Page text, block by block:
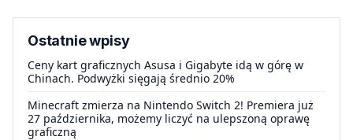
Ostatnie wpisy
Ceny kart graficznych Asusa i Gigabyte idą w górę w
Chinach. Podwyżki sięgają średnio 20%
Minecraft zmierza na Nintendo Switch 2! Premiera już
27 października, możemy liczyć na ulepszoną oprawę
graficzną